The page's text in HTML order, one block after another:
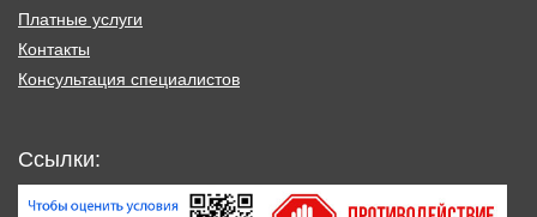
Платные услуги
Контакты
Консультация специалистов
Ссылки: